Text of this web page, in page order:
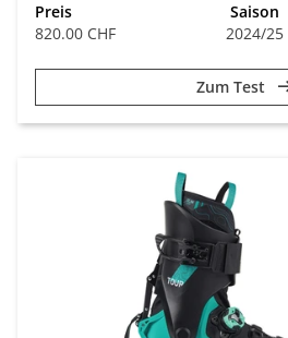
Preis
820.00 CHF
Saison
2024/25
Zum Test